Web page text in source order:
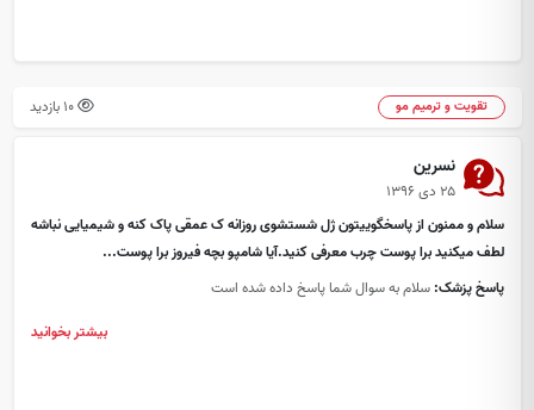
تقویت و ترمیم مو 10 بازدید
نسرین
۲۵ دی ۱۳۹۶
سلام و ممنون از پاسخگوییتون ژل شستشوی روزانه ک عمقی پاک کنه و شیمیایی نباشه
لطف میکنید برا پوست چرب معرفی کنید.آیا شامپو بچه فیروز برا پوست...
پاسخ پزشک: سلام به سوال شما پاسخ داده شده است
بیشتر بخوانید